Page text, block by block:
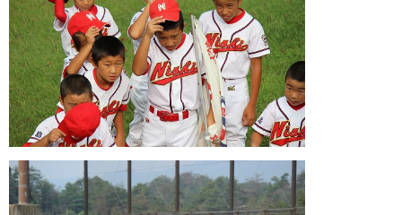
「体験」「見学」お申し込み／その他お問合わせ
寄付のお願い
質問コーナー Ｑ＆Ａ
リトルリーグについて